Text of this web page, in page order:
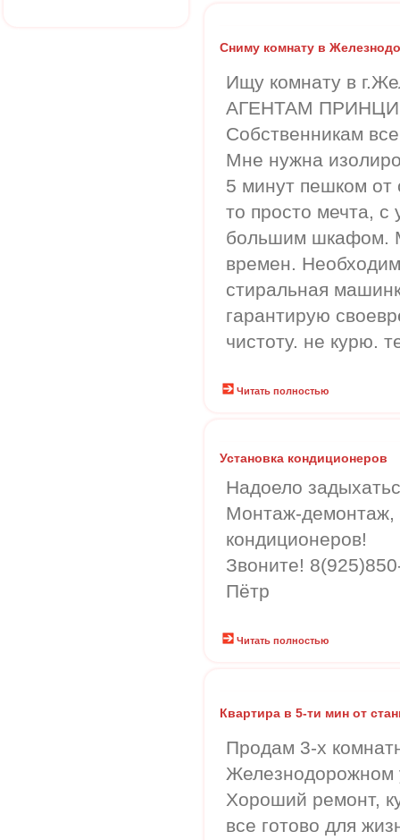
Сниму комнату в
Ищу комнату в
АГЕНТАМ
Собственникам
Мне нужна
5 минут пешком от
то просто мечта,
большим шкафом.
времен.
стиральная
гарантирую
чистоту. не курю.
Читать полностью
Установка кондиционеров
Надоело
Монтаж-демонтаж,
кондиционеров!
Звоните!
Пётр
Читать полностью
Квартира в 5-ти мин от
Продам 3-х
Железнодорожном
Хороший ремонт,
все готово для